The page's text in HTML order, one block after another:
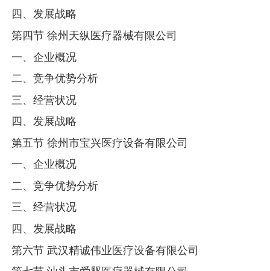
四、发展战略
第四节 徐州天纵医疗器械有限公司
一、企业概况
二、竞争优势分析
三、经营状况
四、发展战略
第五节 徐州市宝兴医疗设备有限公司
一、企业概况
二、竞争优势分析
三、经营状况
四、发展战略
第六节 武汉精诚伟业医疗设备有限公司